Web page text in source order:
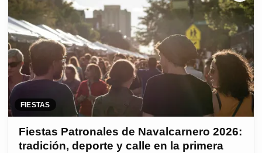
FIESTAS
Fiestas Patronales de Navalcarnero 2026:
tradición, deporte y calle en la primera